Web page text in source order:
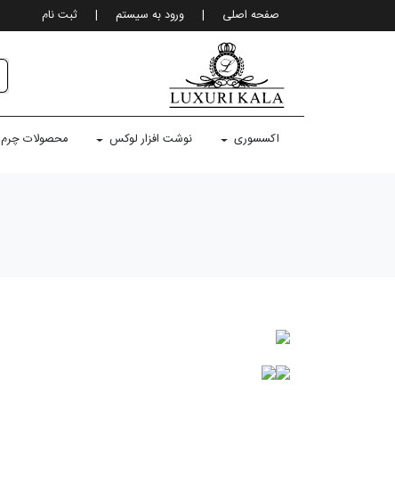
صفحه اصلی | ورود به سيستم | ثبت نام
اکسسوری نوشت افزار لوکس محصولات چرم